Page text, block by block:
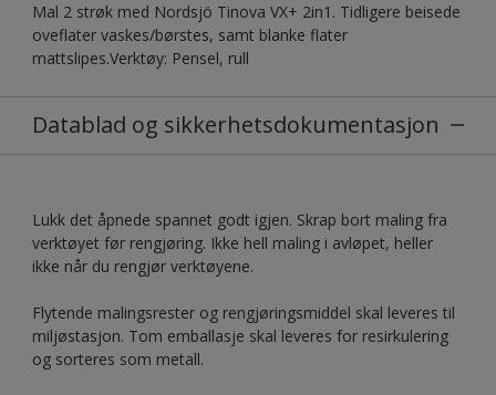
Mal 2 strøk med Nordsjö Tinova VX+ 2in1. Tidligere beisede
oveflater vaskes/børstes, samt blanke flater
mattslipes.Verktøy: Pensel, rull
Datablad og sikkerhetsdokumentasjon
Lukk det åpnede spannet godt igjen. Skrap bort maling fra
verktøyet før rengjøring. Ikke hell maling i avløpet, heller
ikke når du rengjør verktøyene.
Flytende malingsrester og rengjøringsmiddel skal leveres til
miljøstasjon. Tom emballasje skal leveres for resirkulering
og sorteres som metall.